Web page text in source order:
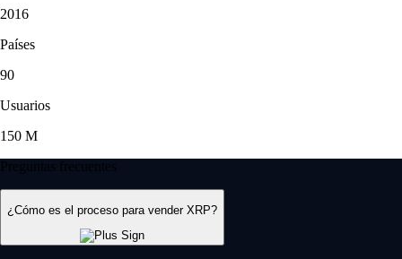
2016
Países
90
Usuarios
150 M
Preguntas frecuentes
¿Cómo es el proceso para vender XRP?